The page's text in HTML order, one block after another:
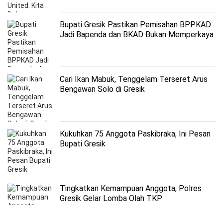
Bupati Gresik Pastikan Pemisahan BPPKAD
Jadi Bapenda dan BKAD Bukan Memperkaya
Cari Ikan Mabuk, Tenggelam Terseret Arus
Bengawan Solo di Gresik
Kukuhkan 75 Anggota Paskibraka, Ini Pesan
Bupati Gresik
Tingkatkan Kemampuan Anggota, Polres
Gresik Gelar Lomba Olah TKP